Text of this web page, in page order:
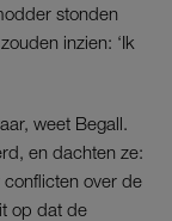
stonden
inzien: ‘Ik
weet Begall.
en dachten ze:
conflicten over de
op dat de